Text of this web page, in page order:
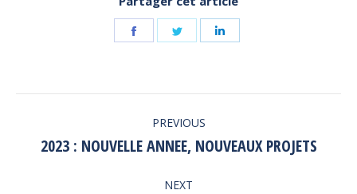
Share
Share
NAVIGATIONPREVIOUS
Previous
2023 : NOUVELLE ANNEE, NOUVEAUX PROJETS
NEXT